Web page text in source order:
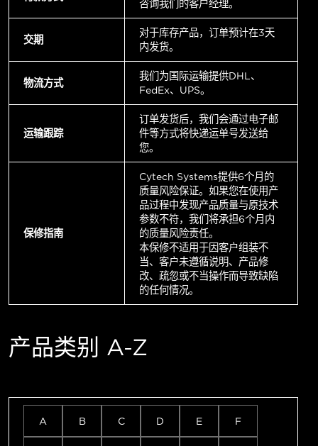
咨询我们的客户经理。
交期
对于库存产品，订单预计在3天
内发货。
物流方式
我们为国际运输提供DHL、
FedEx、UPS。
运输跟踪
订单发货后，我们会通过电子邮
件等方式将快递运单号发送给
您。
保修指南
Cytech Systems提供6个月的
质量风险保证。如果您在使用产
品过程中发现产品质量与原技术
参数不符，我们将承担6个月内
的质量风险责任。
本保修不适用于因客户组装不
当、客户未遵循说明、产品修
改、疏忽或不当操作而导致缺陷
的任何情况。
产品类别 A-Z
A B C D E F